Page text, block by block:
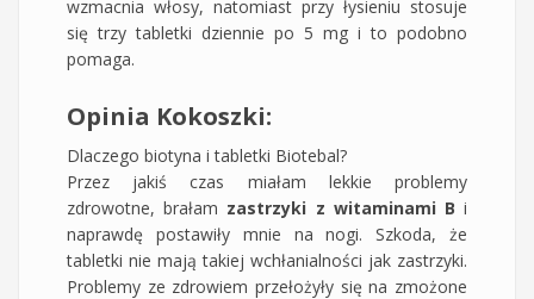
wzmacnia włosy, natomiast przy łysieniu stosuje
się trzy tabletki dziennie po 5 mg i to podobno
pomaga.
Opinia Kokoszki:
Dlaczego biotyna i tabletki Biotebal?
Przez jakiś czas miałam lekkie problemy
zdrowotne, brałam zastrzyki z witaminami B i
naprawdę postawiły mnie na nogi. Szkoda, że
tabletki nie mają takiej wchłanialności jak zastrzyki.
Problemy ze zdrowiem przełożyły się na zmożone